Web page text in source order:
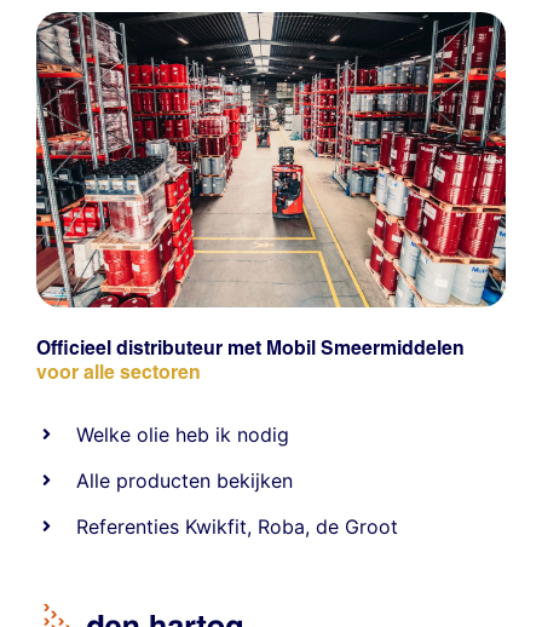
Officieel distributeur met Mobil Smeermiddelen
voor alle sectoren
Welke olie heb ik nodig
Alle producten bekijken
Referenties Kwikfit, Roba,de Groot